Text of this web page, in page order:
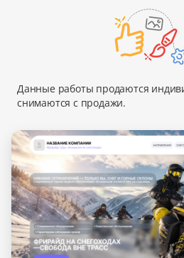
Данные работы продаются
снимаются с продажи.